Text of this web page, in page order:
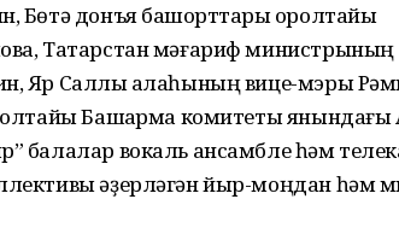
Бөтә донъя башҡорттары ҡоролтайы
Татарстан мәғариф министрының
Яр Саллы ҡалаһының вице-мэры
Башҡарма комитеты янындағы
балалар вокаль ансамбле һәм
әҙерләгән йыр-моңдан һәм